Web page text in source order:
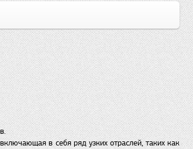
в себя ряд узких отраслей, таких как